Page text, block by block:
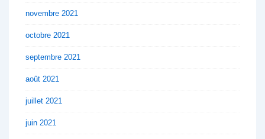
novembre 2021
octobre 2021
septembre 2021
août 2021
juillet 2021
juin 2021